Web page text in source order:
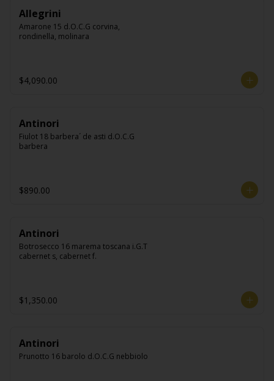
Allegrini
Amarone 15 d.O.C.G corvina,
rondinella, molinara
$4,090.00
Antinori
Fiulot 18 barbera´ de asti d.O.C.G
barbera
$890.00
Antinori
Botrosecco 16 marema toscana i.G.T
cabernet s, cabernet f.
$1,350.00
Antinori
Prunotto 16 barolo d.O.C.G nebbiolo